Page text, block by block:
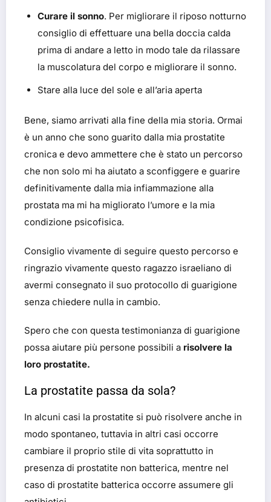
Curare il sonno. Per migliorare il riposo notturno
consiglio di effettuare una bella doccia calda
prima di andare a letto in modo tale da rilassare
la muscolatura del corpo e migliorare il sonno.
Stare alla luce del sole e all’aria aperta
Bene, siamo arrivati alla fine della mia storia. Ormai
è un anno che sono guarito dalla mia prostatite
cronica e devo ammettere che è stato un percorso
che non solo mi ha aiutato a sconfiggere e guarire
definitivamente dalla mia infiammazione alla
prostata ma mi ha migliorato l’umore e la mia
condizione psicofisica.
Consiglio vivamente di seguire questo percorso e
ringrazio vivamente questo ragazzo israeliano di
avermi consegnato il suo protocollo di guarigione
senza chiedere nulla in cambio.
Spero che con questa testimonianza di guarigione
possa aiutare più persone possibili a risolvere la
loro prostatite.
La prostatite passa da sola?
In alcuni casi la prostatite si può risolvere anche in
modo spontaneo, tuttavia in altri casi occorre
cambiare il proprio stile di vita soprattutto in
presenza di prostatite non batterica, mentre nel
caso di prostatite batterica occorre assumere gli